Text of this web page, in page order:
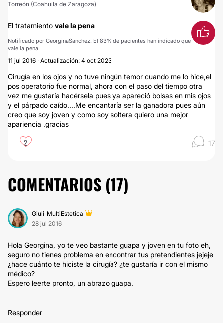
Torreón (Coahuila de Zaragoza)
El tratamiento vale la pena
Notificado por GeorginaSanchez. El 83% de pacientes han indicado que
vale la pena.
11 jul 2016 · Actualización: 4 oct 2023
Cirugía en los ojos y no tuve ningún temor cuando me lo hice,el
pos operatorio fue normal, ahora con el paso del tiempo otra
vez me gustaría hacérsela pues ya apareció bolsas en mis ojos
y el párpado caído....Me encantaría ser la ganadora pues aún
creo que soy joven y como soy soltera quiero una mejor
apariencia .gracias
2 17
COMENTARIOS (17)
Giuli_MultiEstetica
28 jul 2016
Hola Georgina, yo te veo bastante guapa y joven en tu foto eh,
seguro no tienes problema en encontrar tus pretendientes jejeje
¿hace cuánto te hiciste la cirugía? ¿te gustaría ir con el mismo
médico?
Espero leerte pronto, un abrazo guapa.
Responder